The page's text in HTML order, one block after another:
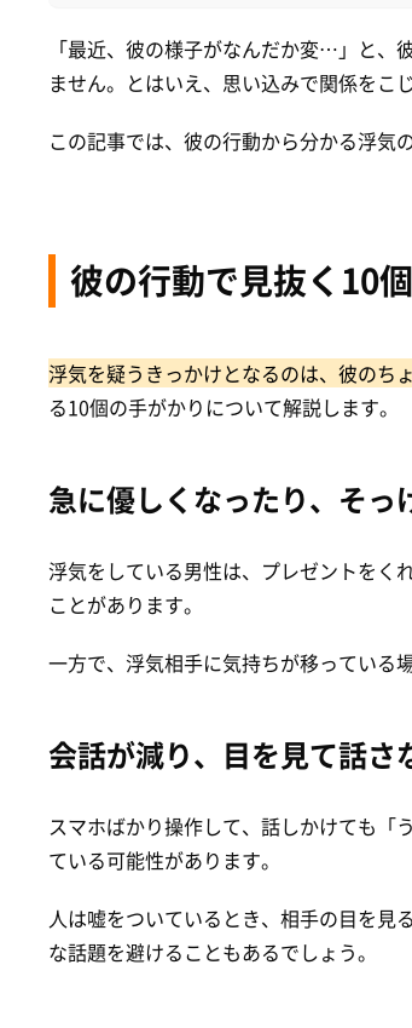
「最近、彼の様子がなんだか変…」と、
ません。とはいえ、思い込みで関係をこ
この記事では、彼の行動から分かる浮気
彼の行動で見抜く10
浮気を疑うきっかけとなるのは、彼のち
る10個の手がかりについて解説します。
急に優しくなったり、そっ
浮気をしている男性は、プレゼントをく
ことがあります。
一方で、浮気相手に気持ちが移っている
会話が減り、目を見て話さ
スマホばかり操作して、話しかけても「
ている可能性があります。
人は嘘をついているとき、相手の目を見
な話題を避けることもあるでしょう。